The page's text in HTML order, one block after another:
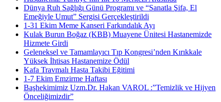
Dünya Ruh Sağlığı Günü Programı ve “Sanatla Şifa, El
Emeğiyle Umut” Sergisi Gerçekleştirildi
1-31 Ekim Meme Kanseri Farkındalık Ayı
Kulak Burun Boğaz (KBB) Muayene Ünitesi Hastanemizde
Hizmete Girdi
Geleneksel ve Tamamlayıcı Tıp Kongresi’nden Kırıkkale
Yüksek İhtisas Hastanemize Ödül
Kafa Travmalı Hasta Takibi Eğitimi
1-7 Ekim Emzirme Haftası
Başhekimimiz Uzm.Dr. Hakan VAROL :”Temizlik ve Hijyen
Önceliğimizdir”